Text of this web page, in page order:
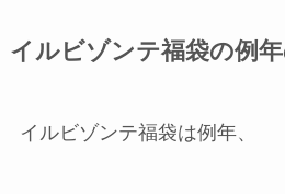
イルビゾンテ福袋の例
イルビゾンテ福袋は例年、